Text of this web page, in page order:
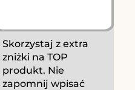
Skorzystaj z extra
zniżki na TOP
produkt. Nie
zapomnij wpisać